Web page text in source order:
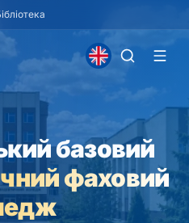
базовий
фаховий